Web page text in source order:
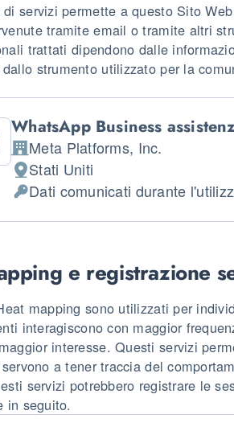
servizi permette a questo Sito
tramite email o tramite altri
trattati dipendono dalle
strumento utilizzato per la
WhatsApp Business
Azienda:
Meta Platforms, Inc.
Luogo del trattamento:
Stati Uniti
Dati Personali trattati:
Dati comunicati durante
e registrazione
mapping sono utilizzati per
interagiscono con maggior
interesse. Questi servizi
a tener traccia del
servizi potrebbero registrare le
in seguito.